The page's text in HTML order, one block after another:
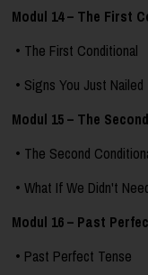
Modul 14 – The First
• The First Conditional
• Signs You Just
Modul 15 – The
• The Second
• What If We Didn't
Modul 16 – Past
• Past Perfect Tense